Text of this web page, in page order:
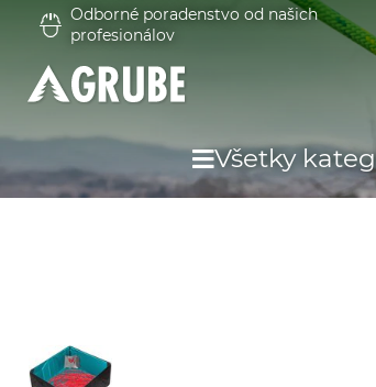
Odborné poradenstvo od našich
profesionálov
Všetky